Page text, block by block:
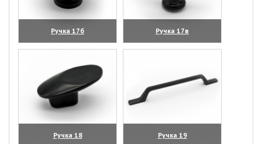
Ручка 17б
(увеличить)
Ручка 17в
(увеличить)
Ручка 18
Ручка 19